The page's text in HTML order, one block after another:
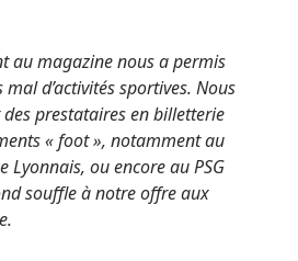
au magazine nous a permis
d’activités sportives. Nous
prestataires en billetterie
« foot », notamment au
Lyonnais, ou encore au PSG
souffle à notre offre aux